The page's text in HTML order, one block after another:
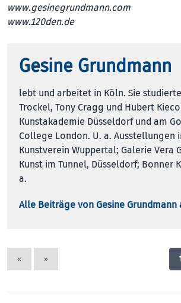
www.gesinegrundmann.com
www.120den.de
Gesine Grundmann
lebt und arbeitet in Köln. Sie
Trockel, Tony Cragg und Hubert
Kunstakademie Düsseldorf und am
College London. U. a. Ausstellungen
Kunstverein Wuppertal; Galerie Vera
Kunst im Tunnel, Düsseldorf; Bonner
a.
Alle Beiträge von Gesine Grundmann
« »